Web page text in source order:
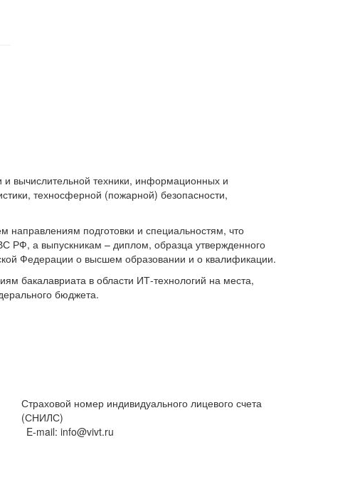
вычислительной техники, информационных и
техносферной (пожарной) безопасности,
направлениям подготовки и специальностям, что
РФ, а выпускникам – диплом, образца утвержденного
Федерации о высшем образовании и о квалификации.
бакалавриата в области ИТ-технологий на места,
бюджета.
Страховой номер индивидуального лицевого счета
(СНИЛС)
E-mail: info@vivt.ru